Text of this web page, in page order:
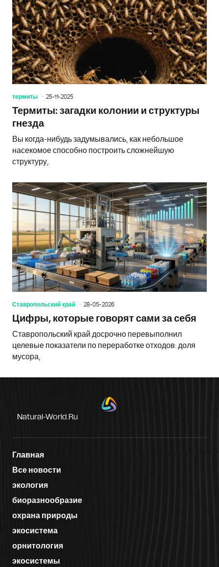
термиты 25-11-2025
Термиты: загадки колонии и структуры
гнезда
Вы когда-нибудь задумывались, как небольшое
насекомое способно построить сложнейшую
структуру,
Ставропольский край 28-05-2026
Цифры, которые говорят сами за себя
Ставропольский край досрочно перевыполнил
целевые показатели по переработке отходов: доля
мусора,
Natural-World.ru
Главная
Все новости
экология
биоразнообразие
охрана природы
экосистема
орнитология
экосистемы